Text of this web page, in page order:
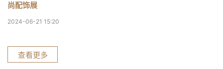
尚配饰展
2024-06-21 15:20
查看更多